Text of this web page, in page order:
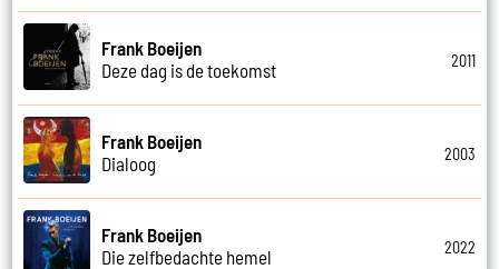
Frank Boeijen
Deze dag is de toekomst
2011
Frank Boeijen
Dialoog
2003
Frank Boeijen
Die zelfbedachte hemel
2022